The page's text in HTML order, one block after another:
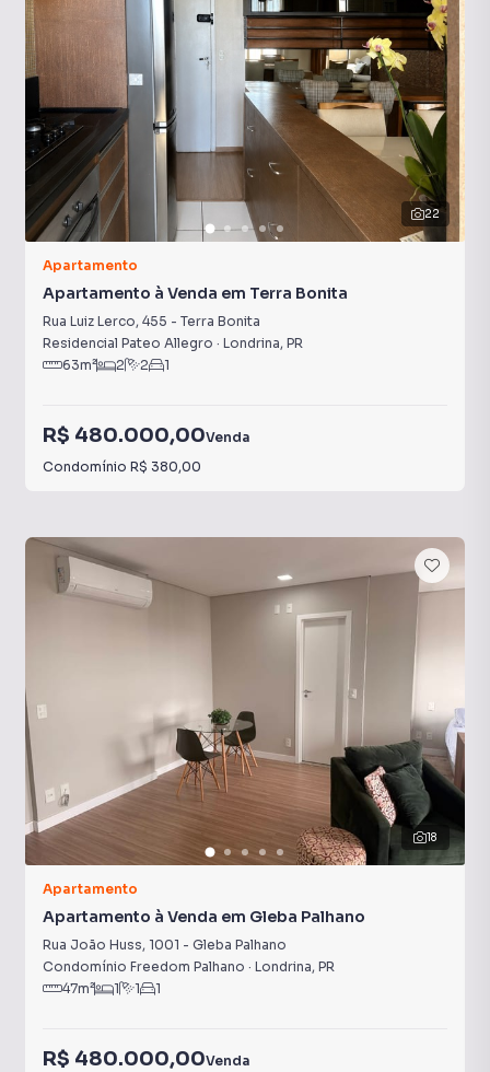
22
Apartamento
Apartamento à Venda em Terra Bonita
Rua Luiz Lerco, 455 - Terra Bonita
Residencial Pateo Allegro · Londrina, PR
63m² 2 2 1
R$ 480.000,00Venda
Condomínio R$ 380,00
18
Apartamento
Apartamento à Venda em Gleba Palhano
Rua João Huss, 1001 - Gleba Palhano
Condomínio Freedom Palhano · Londrina, PR
47m² 1 1 1
R$ 480.000,00Venda